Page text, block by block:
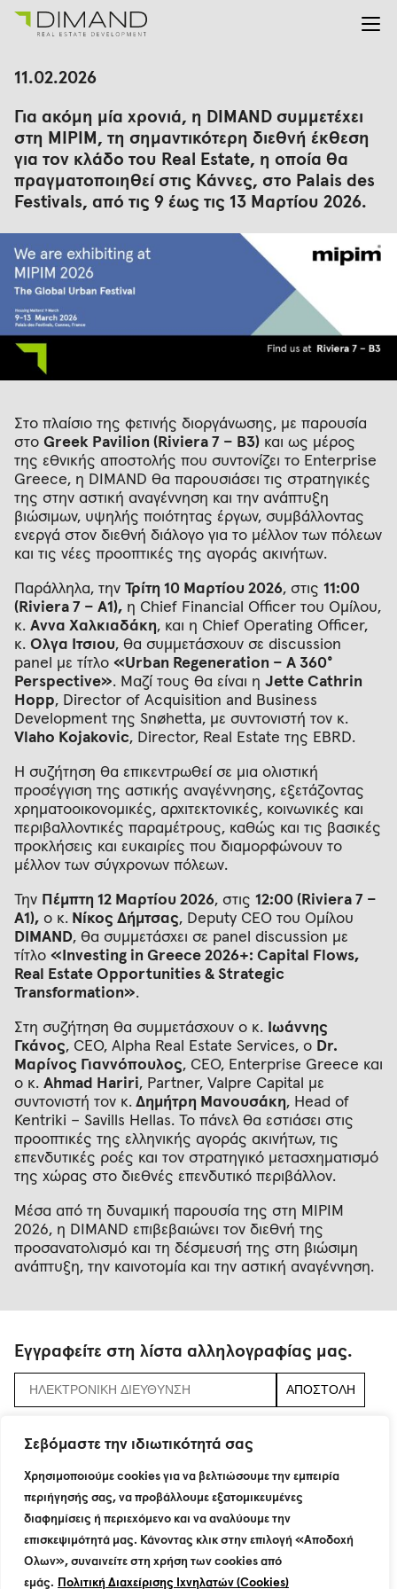
Σεβόμαστε την ιδιωτικότητά σας
Χρησιμοποιούμε cookies για να βελτιώσουμε την εμπειρία
περιήγησής σας, να προβάλλουμε εξατομικευμένες
διαφημίσεις ή περιεχόμενο και να αναλύουμε την
επισκεψιμότητά μας. Κάνοντας κλικ στην επιλογή «Αποδοχή
Όλων», συναινείτε στη χρήση των cookies από
εμάς. Πολιτική Διαχείρισης Ιχνηλατών (Cookies)
Για εμάς
Επενδυτικές Σχέσεις
Νέα
En Gr
11.02.2026
Για ακόμη μία χρονιά, η DIMAND συμμετέχει
στη MIPIM, τη σημαντικότερη διεθνή έκθεση
για τον κλάδο του Real Estate, η οποία θα
πραγματοποιηθεί στις Κάννες, στο Palais des
Festivals, από τις 9 έως τις 13 Μαρτίου 2026.
Στο πλαίσιο της φετινής διοργάνωσης, με παρουσία
στο Greek Pavilion (Riviera 7 – Β3) και ως μέρος
της εθνικής αποστολής που συντονίζει το Enterprise
Greece, η DIMAND θα παρουσιάσει τις στρατηγικές
της στην αστική αναγέννηση και την ανάπτυξη
βιώσιμων, υψηλής ποιότητας έργων, συμβάλλοντας
ενεργά στον διεθνή διάλογο για το μέλλον των πόλεων
και τις νέες προοπτικές της αγοράς ακινήτων.
Παράλληλα, την Τρίτη 10 Μαρτίου 2026, στις 11:00
(Riviera 7 – A1), η Chief Financial Officer του Ομίλου,
κ. Άννα Χαλκιαδάκη, και η Chief Operating Officer,
κ. Όλγα Ίτσιου, θα συμμετάσχουν σε discussion
panel με τίτλο «Urban Regeneration – A 360°
Perspective». Μαζί τους θα είναι η Jette Cathrin
Hopp, Director of Acquisition and Business
Development της Snøhetta, με συντονιστή τον κ.
Vlaho Kojakovic, Director, Real Estate της EBRD.
Η συζήτηση θα επικεντρωθεί σε μια ολιστική
προσέγγιση της αστικής αναγέννησης, εξετάζοντας
χρηματοοικονομικές, αρχιτεκτονικές, κοινωνικές και
περιβαλλοντικές παραμέτρους, καθώς και τις βασικές
προκλήσεις και ευκαιρίες που διαμορφώνουν το
μέλλον των σύγχρονων πόλεων.
Την Πέμπτη 12 Μαρτίου 2026, στις 12:00 (Riviera 7 –
A1), ο κ. Νίκος Δήμτσας, Deputy CEO του Ομίλου
DIMAND, θα συμμετάσχει σε panel discussion με
τίτλο « Investing in Greece 2026+: Capital Flows,
Real
Estate Opportunities & Strategic
Transformation».
Στη συζήτηση θα συμμετάσχουν ο κ. Ιωάννης
Γκάνος, CEO, Alpha Real Estate Services, ο Dr.
Μαρίνος Γιαννόπουλος, CEO, Enterprise Greece και
ο κ. Ahmad Hariri, Partner, Valpre Capital με
συντονιστή τον κ. Δημήτρη Μανουσάκη, Head of
Kentriki – Savills Hellas. Το πάνελ θα εστιάσει στις
προοπτικές της ελληνικής αγοράς ακινήτων, τις
επενδυτικές ροές και τον στρατηγικό μετασχηματισμό
της χώρας στο διεθνές επενδυτικό περιβάλλον.
Μέσα από τη δυναμική παρουσία της στη MIPIM
2026, η DIMAND επιβεβαιώνει τον διεθνή της
προσανατολισμό και τη δέσμευσή της στη βιώσιμη
ανάπτυξη, την καινοτομία και την αστική αναγέννηση.
Εγγραφείτε στη λίστα αλληλογραφίας μας.
115 Neratziotissis Str.
GR 151 24 Maroussi
T : +30 210 8774200
info@dimand.gr